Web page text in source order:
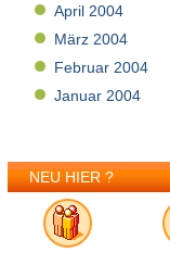
April 2004
März 2004
Februar 2004
Januar 2004
NEU HIER ?